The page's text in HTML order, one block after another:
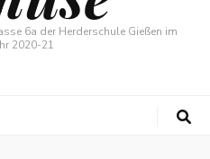
6a der Herderschule Gießen im
2020-21